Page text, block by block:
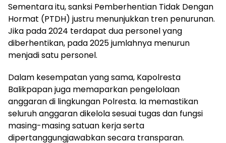
Sementara itu, sanksi Pemberhentian Tidak Dengan
Hormat (PTDH) justru menunjukkan tren penurunan.
Jika pada 2024 terdapat dua personel yang
diberhentikan, pada 2025 jumlahnya menurun
menjadi satu personel.
Dalam kesempatan yang sama, Kapolresta
Balikpapan juga memaparkan pengelolaan
anggaran di lingkungan Polresta. Ia memastikan
seluruh anggaran dikelola sesuai tugas dan fungsi
masing-masing satuan kerja serta
dipertanggungjawabkan secara transparan.